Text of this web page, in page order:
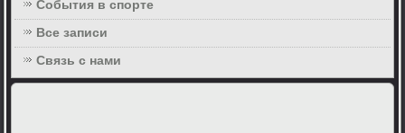
События в спорте
Все записи
Связь с нами